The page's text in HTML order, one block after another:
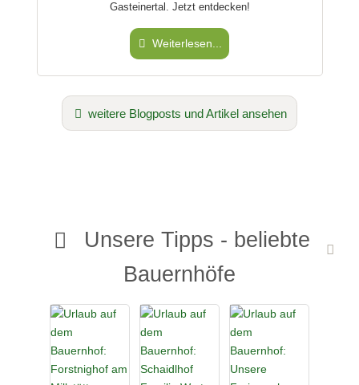
Gasteinertal. Jetzt entdecken!
Weiterlesen...
weitere Blogposts und Artikel ansehen
Unsere Tipps - beliebte
Bauernhöfe